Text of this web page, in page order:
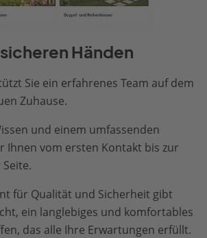
Händen
Sie ein erfahrenes Team auf dem
Zuhause.
und einem umfassenden
Ihnen vom ersten Kontakt bis zur
für Qualität und Sicherheit gibt
ein langlebiges und komfortables
das alle Ihre Erwartungen erfüllt.